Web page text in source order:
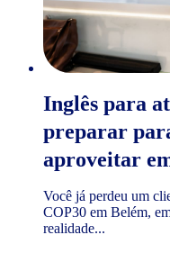
Inglês para
preparar
aproveitar
Você já perdeu um
COP30 em Belém,
realidade...